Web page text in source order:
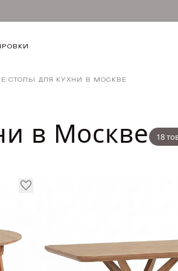
СТОЛЫ ДЛЯ КУХНИ В МОСКВЕ
в Москве 18
Круглая